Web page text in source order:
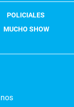
POLICIALES
MUCHO SHOW